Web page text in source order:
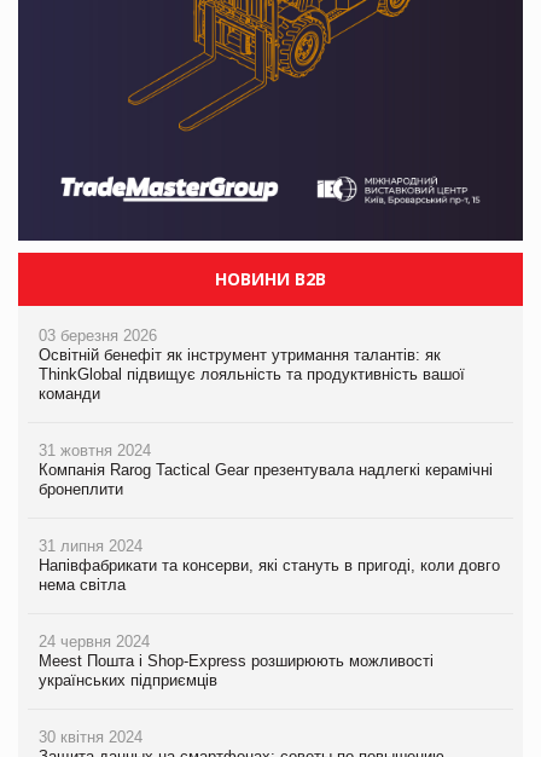
НОВИНИ B2B
03 березня 2026
Освітній бенефіт як інструмент утримання талантів: як
ThinkGlobal підвищує лояльність та продуктивність вашої
команди
31 жовтня 2024
Компанія Rarog Tactical Gear презентувала надлегкі керамічні
бронеплити
31 липня 2024
Напівфабрикати та консерви, які стануть в пригоді, коли довго
нема світла
24 червня 2024
Meest Пошта і Shop-Express розширюють можливості
українських підприємців
30 квітня 2024